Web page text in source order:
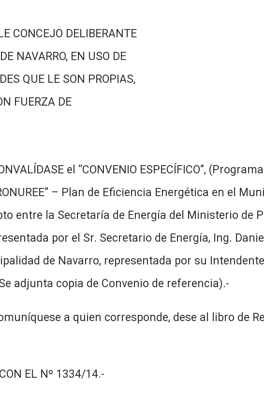
CONCEJO DELIBERANTE
NAVARRO, EN USO DE
QUE LE SON PROPIAS,
FUERZA DE
el “CONVENIO ESPECÍFICO”,
– Plan de Eficiencia Energética en el
entre la Secretaría de Energía del Ministerio de
por el Sr. Secretario de Energía, Ing.
de Navarro, representada por su
adjunta copia de Convenio de referencia).-
a quien corresponde, dese al libro de
EL Nº 1334/14.-